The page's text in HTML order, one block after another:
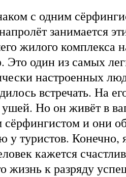
с одним
занимается
жилого комплекса
Это один из самых
настроенных
встречать. На
Но он живёт в
и они
у туристов. Конечно,
кажется
жизнь к разряду